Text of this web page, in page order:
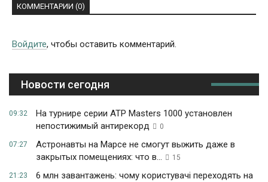
КОММЕНТАРИИ (0)
Войдите, чтобы оставить комментарий.
Новости сегодня
09:32
На турнире серии ATP Masters 1000 установлен
непостижимый антирекорд
0
07:27
Астронавты на Марсе не смогут выжить даже в
закрытых помещениях: что в...
15
21:23
6 млн завантажень: чому користувачі переходять на